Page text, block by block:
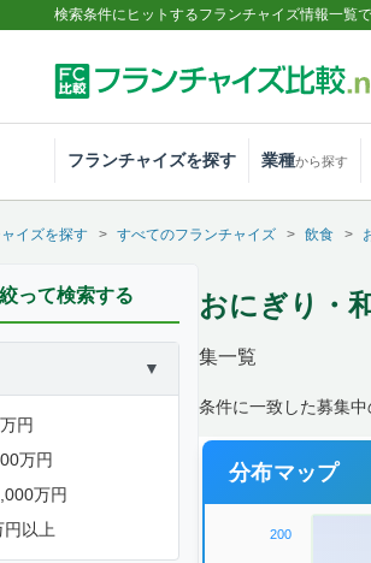
検索条件にヒットするフランチャイズ情報一覧で
フランチャイズを探す 業種から探す
イズを探す すべてのフランチャイズ 飲食
って検索する
▼
円
万円
万円
以上
おにぎり・
集一覧
条件に一致した募集中
分布マップ
200